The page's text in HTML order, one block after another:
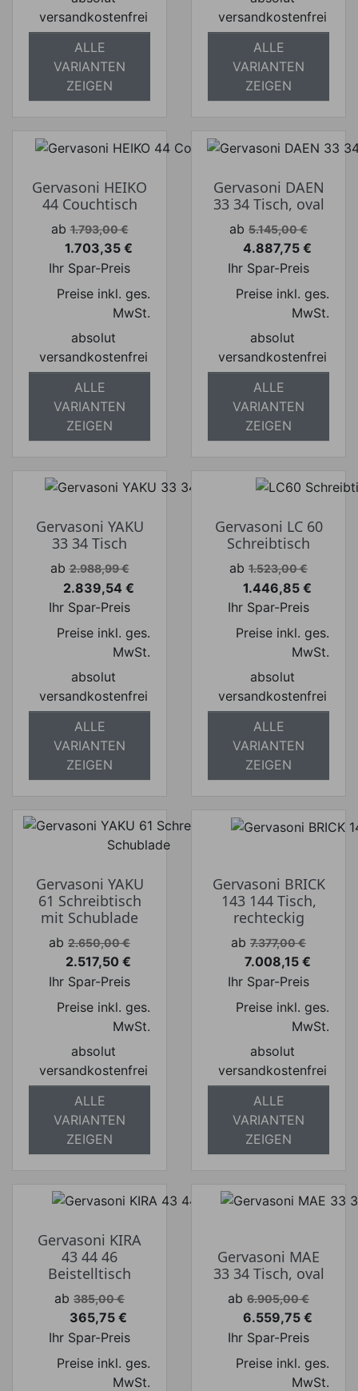
versandkostenfrei
ALLE
VARIANTEN
ZEIGEN
versandkostenfrei
ALLE
VARIANTEN
ZEIGEN
Gervasoni HEIKO
44 Couchtisch
Verkaufspreis
ab 1.793,00 €
Preis
1.703,35 €
Ihr Spar-Preis
Preise inkl. ges.
MwSt.
absolut
versandkostenfrei
ALLE
VARIANTEN
ZEIGEN
Gervasoni DAEN
33 34 Tisch, oval
Verkaufspreis
ab 5.145,00 €
Preis
4.887,75 €
Ihr Spar-Preis
Preise inkl. ges.
MwSt.
absolut
versandkostenfrei
ALLE
VARIANTEN
ZEIGEN
Gervasoni YAKU
33 34 Tisch
Verkaufspreis
ab 2.988,99 €
Preis
2.839,54 €
Ihr Spar-Preis
Preise inkl. ges.
MwSt.
absolut
versandkostenfrei
ALLE
VARIANTEN
ZEIGEN
Gervasoni LC 60
Schreibtisch
Verkaufspreis
ab 1.523,00 €
Preis
1.446,85 €
Ihr Spar-Preis
Preise inkl. ges.
MwSt.
absolut
versandkostenfrei
ALLE
VARIANTEN
ZEIGEN
Gervasoni YAKU
61 Schreibtisch
mit Schublade
Verkaufspreis
ab 2.650,00 €
Preis
2.517,50 €
Ihr Spar-Preis
Preise inkl. ges.
MwSt.
absolut
versandkostenfrei
ALLE
VARIANTEN
ZEIGEN
Gervasoni BRICK
143 144 Tisch,
rechteckig
Verkaufspreis
ab 7.377,00 €
Preis
7.008,15 €
Ihr Spar-Preis
Preise inkl. ges.
MwSt.
absolut
versandkostenfrei
ALLE
VARIANTEN
ZEIGEN
Gervasoni KIRA
43 44 46
Beistelltisch
Verkaufspreis
ab 385,00 €
Preis
365,75 €
Ihr Spar-Preis
Preise inkl. ges.
MwSt.
Gervasoni MAE
33 34 Tisch, oval
Verkaufspreis
ab 6.905,00 €
Preis
6.559,75 €
Ihr Spar-Preis
Preise inkl. ges.
MwSt.